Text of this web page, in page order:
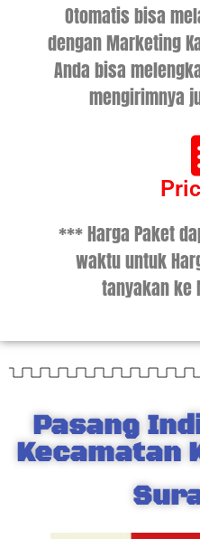
Otomatis bisa
dengan Marketing
Anda bisa
mengirimnya
*** Harga Paket
waktu untuk
tanyakan ke
Pasang
Kecamatan